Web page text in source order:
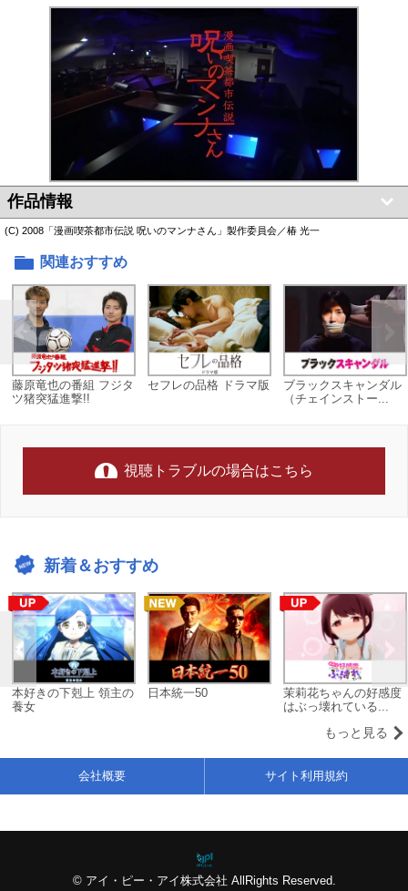
作品情報
(C) 2008「漫画喫茶都市伝説 呪いのマンナさん」製作委員会／椿 光一
関連おすすめ
藤原竜也の番組 フジタ
ツ猪突猛進撃!!
セフレの品格 ドラマ版
ブラックスキャンダル
（チェインストー...
視聴トラブルの場合はこちら
新着＆おすすめ
本好きの下剋上 領主の
養女
日本統一50
茉莉花ちゃんの好感度
はぶっ壊れている...
もっと見る
© アイ・ピー・アイ株式会社 AllRights Reserved.
会社概要 サイト利用規約